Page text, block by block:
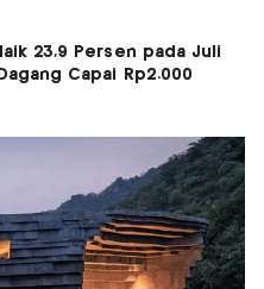
23,9 Persen pada Juli
Capai Rp2.000